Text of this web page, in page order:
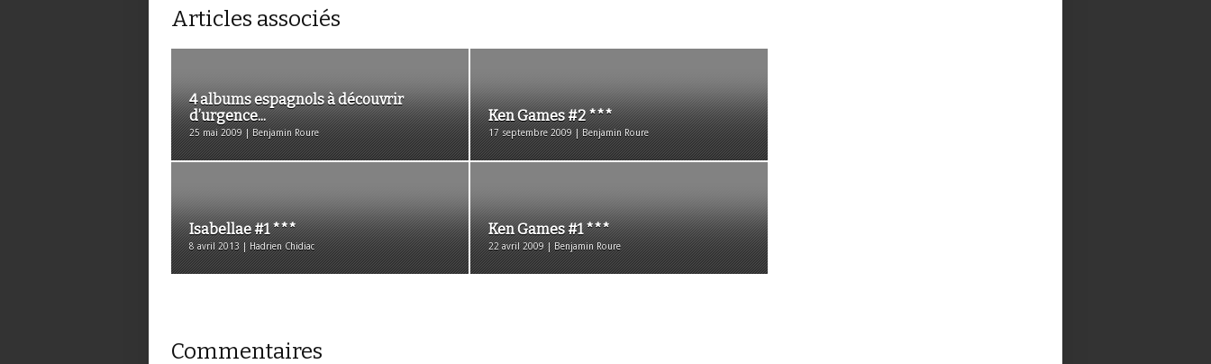
Articles associés
4 albums espagnols à découvrir
d’urgence...
25 mai 2009 | Benjamin Roure
Ken Games #2 ***
17 septembre 2009 | Benjamin Roure
Isabellae #1 ***
8 avril 2013 | Hadrien Chidiac
Ken Games #1 ***
22 avril 2009 | Benjamin Roure
Commentaires